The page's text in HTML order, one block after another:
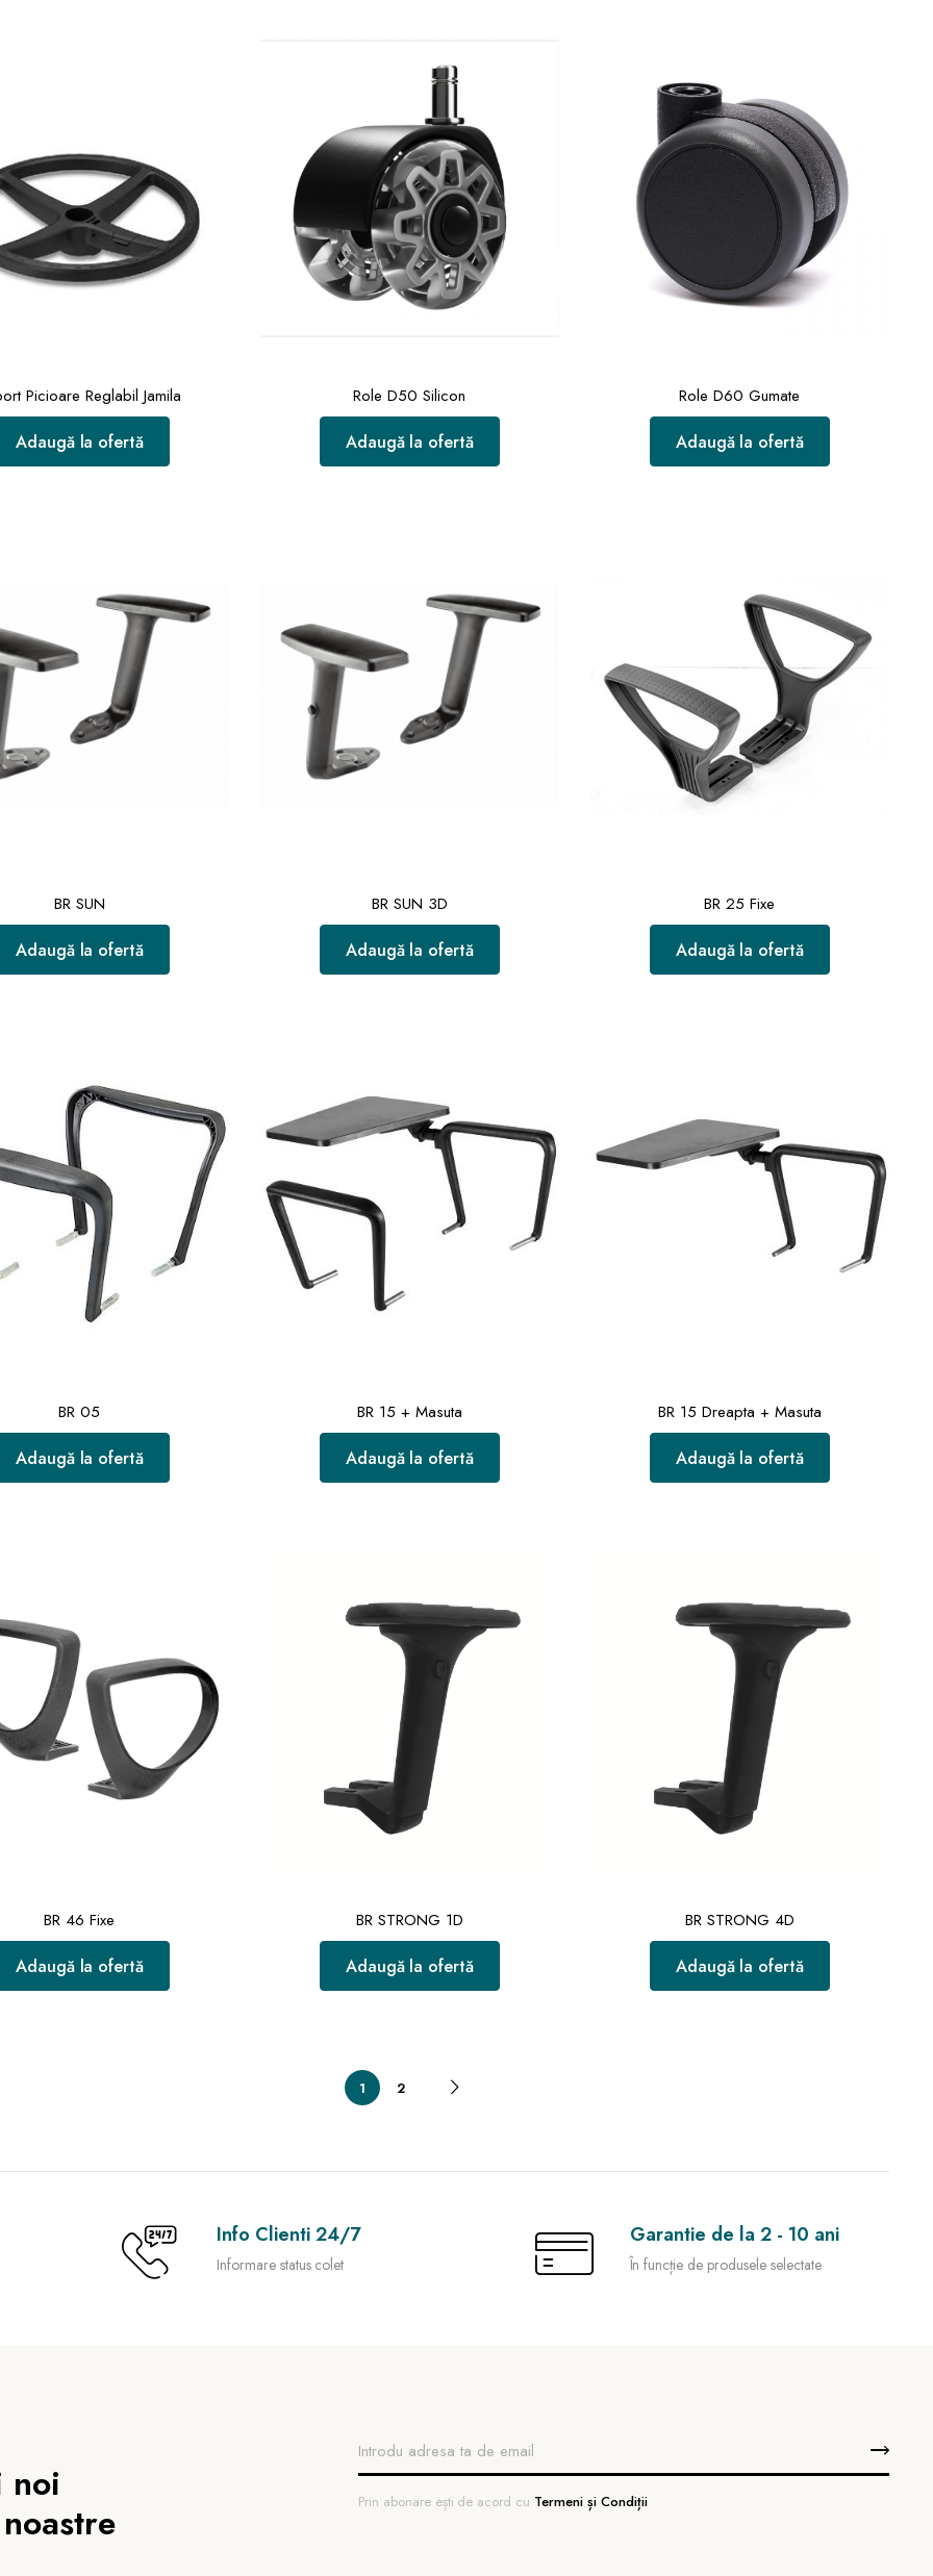
Picioare Reglabil Jamila
Adaugă la ofertă
Role D50 Silicon
Adaugă la ofertă
Role D60 Gumate
Adaugă la ofertă
BR SUN
Adaugă la ofertă
BR SUN 3D
Adaugă la ofertă
BR 25 Fixe
Adaugă la ofertă
BR 05
Adaugă la ofertă
BR 15 + Masuta
Adaugă la ofertă
BR 15 Dreapta + Masuta
Adaugă la ofertă
BR 46 Fixe
Adaugă la ofertă
BR STRONG 1D
Adaugă la ofertă
BR STRONG 4D
Adaugă la ofertă
1 2
Info Clienti 24/7
Informare status colet
Garantie de la 2 - 10 ani
În funcție de produsele selectate
noi
Prin abonare ești de acord cu Termeni și Condiții